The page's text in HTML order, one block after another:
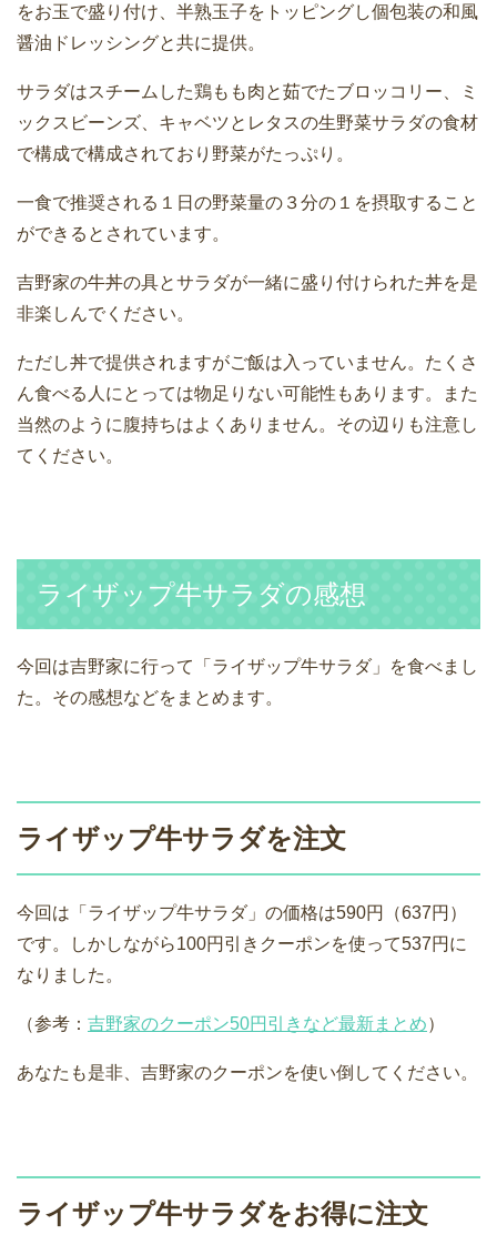
をお玉で盛り付け、半熟玉子をトッピングし個包装の和風
醤油ドレッシングと共に提供。
サラダはスチームした鶏もも肉と茹でたブロッコリー、ミ
ックスビーンズ、キャベツとレタスの生野菜サラダの食材
で構成で構成されており野菜がたっぷり。
一食で推奨される１日の野菜量の３分の１を摂取すること
ができるとされています。
吉野家の牛丼の具とサラダが一緒に盛り付けられた丼を是
非楽しんでください。
ただし丼で提供されますがご飯は入っていません。たくさ
ん食べる人にとっては物足りない可能性もあります。また
当然のように腹持ちはよくありません。その辺りも注意し
てください。
ライザップ牛サラダの感想
今回は吉野家に行って「ライザップ牛サラダ」を食べまし
た。その感想などをまとめます。
ライザップ牛サラダを注文
今回は「ライザップ牛サラダ」の価格は590円（637円）
です。しかしながら100円引きクーポンを使って537円に
なりました。
（参考： 吉野家のクーポン50円引きなど最新まとめ）
あなたも是非、吉野家のクーポンを使い倒してください。
ライザップ牛サラダをお得に注文